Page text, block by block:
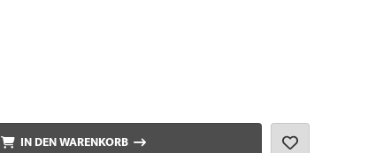
IN DEN WARENKORB